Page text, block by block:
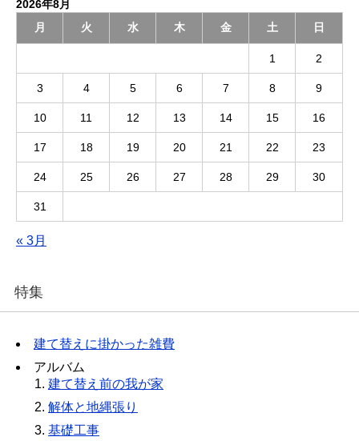
2026年8月
月
火 水 木 金 土 日
1 2
3 4 5 6 7 8 9
10 11 12 13 14 15 16
17 18 19 20 21 22 23
24 25 26 27 28 29 30
31
« 3月
特集
建て替えに掛かった雑費
アルバム
建て替え前の我が家
解体と地縄張り
基礎工事